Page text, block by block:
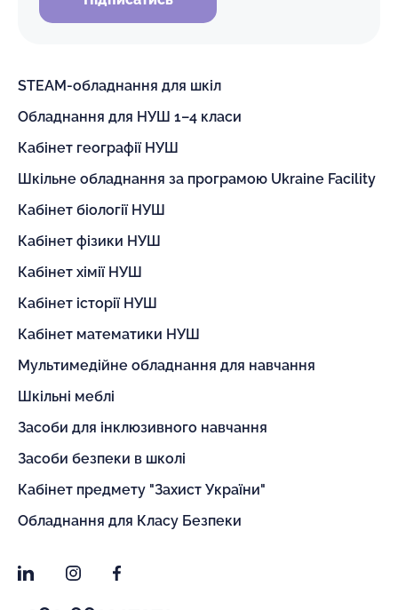
STEAM-обладнання для шкіл
Обладнання для НУШ 1–4 класи
Кабінет географії НУШ
Шкільне обладнання за програмою Ukraine Facility
Кабінет біології НУШ
Кабінет фізики НУШ
Кабінет хімії НУШ
Кабінет історії НУШ
Кабінет математики НУШ
Мультимедійне обладнання для навчання
Шкільні меблі
Засоби для інклюзивного навчання
Засоби безпеки в школі
Кабінет предмету "Захист України"
Обладнання для Класу Безпеки
LinkedInInstagramFacebook